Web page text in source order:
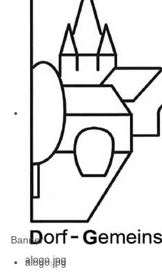
alogo.jpg
Banner
alogo.jpg